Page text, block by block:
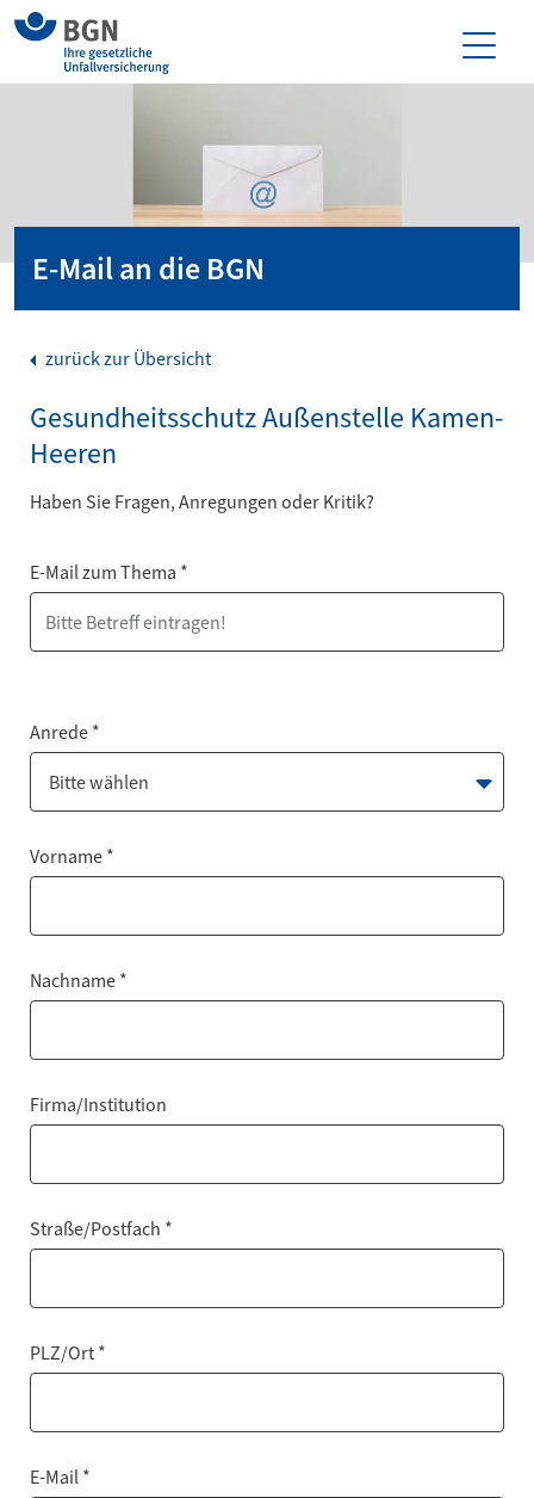
E-Mail an die BGN
zurück zur Übersicht
Gesundheitsschutz Außenstelle Kamen-
Heeren
Haben Sie Fragen, Anregungen oder Kritik?
E-Mail zum Thema *
Anrede *
Bitte wählen
Vorname *
Nachname *
Firma/Institution
Straße/Postfach *
PLZ/Ort *
E-Mail *